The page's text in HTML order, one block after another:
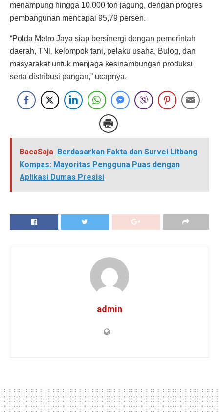
menampung hingga 10.000 ton jagung, dengan progres
pembangunan mencapai 95,79 persen.
“Polda Metro Jaya siap bersinergi dengan pemerintah
daerah, TNI, kelompok tani, pelaku usaha, Bulog, dan
masyarakat untuk menjaga kesinambungan produksi
serta distribusi pangan,” ucapnya.
BacaSaja Berdasarkan Fakta dan Survei Litbang
Kompas: Mayoritas Pengguna Puas dengan
Aplikasi Dumas Presisi
admin